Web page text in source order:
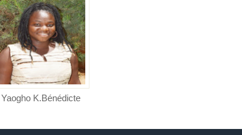
Yaogho K.Bénédicte